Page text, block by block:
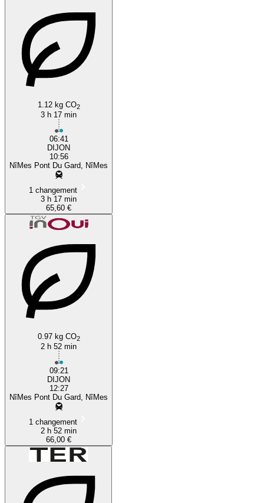
1.12 kg CO2
3 h 17 min
06:41
DIJON
10:56
NîMes Pont Du Gard, NîMes
1 changement
3 h 17 min
65,60 €
0.97 kg CO2
2 h 52 min
09:21
DIJON
12:27
NîMes Pont Du Gard, NîMes
1 changement
2 h 52 min
66,00 €